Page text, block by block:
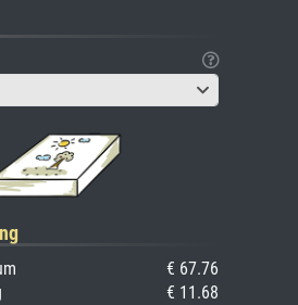
€ 67.76
€ 11.68